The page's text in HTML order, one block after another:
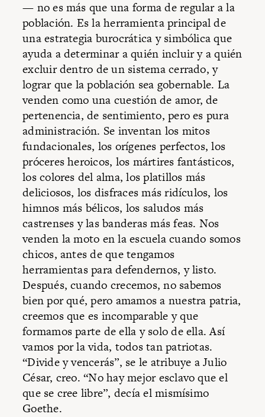
— no es más que una forma de regular a la
población. Es la herramienta principal de
una estrategia burocrática y simbólica que
ayuda a determinar a quién incluir y a quién
excluir dentro de un sistema cerrado, y
lograr que la población sea gobernable. La
venden como una cuestión de amor, de
pertenencia, de sentimiento, pero es pura
administración. Se inventan los mitos
fundacionales, los orígenes perfectos, los
próceres heroicos, los mártires fantásticos,
los colores del alma, los platillos más
deliciosos, los disfraces más ridículos, los
himnos más bélicos, los saludos más
castrenses y las banderas más feas. Nos
venden la moto en la escuela cuando somos
chicos, antes de que tengamos
herramientas para defendernos, y listo.
Después, cuando crecemos, no sabemos
bien por qué, pero amamos a nuestra patria,
creemos que es incomparable y que
formamos parte de ella y solo de ella. Así
vamos por la vida, todos tan patriotas.
“Divide y vencerás”, se le atribuye a Julio
César, creo. “No hay mejor esclavo que el
que se cree libre”, decía el mismísimo
Goethe.